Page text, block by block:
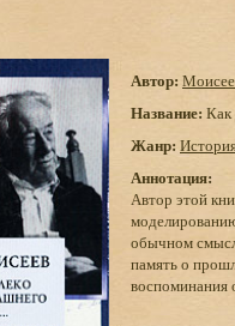
Автор:
Название: Как
Жанр:
Аннотация:
Автор этой
обычном
память о
воспоминания